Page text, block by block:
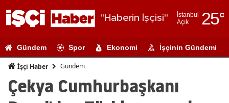
"Haberin İşçisi"
İstanbul
Açık
25°
Adıyaman
Gündem Spor Ekonomi İşçinin Gündemi
İşçi Haber Gündem
Çekya Cumhurbaşkanı